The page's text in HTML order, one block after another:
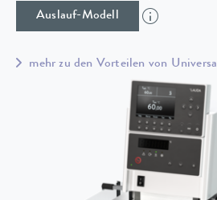
Auslauf-Modell
mehr zu den Vorteilen von Universa